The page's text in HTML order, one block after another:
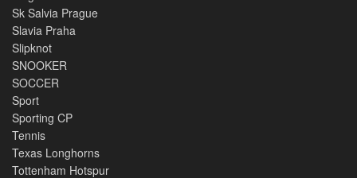
Sk Salvia Prague
Slavia Praha
Slipknot
SNOOKER
SOCCER
Sport
Sporting CP
Tennis
Texas Longhorns
Tottenham Hotspur